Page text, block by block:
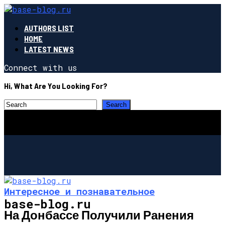
AUTHORS LIST
HOME
LATEST NEWS
Connect with us
Hi, What Are You Looking For?
base-blog.ru
Интересное и познавательное
На Донбассе Получили Ранения